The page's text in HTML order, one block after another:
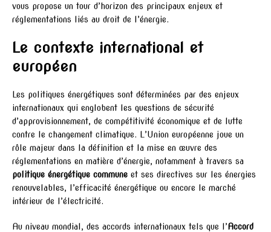
vous propose un tour d’horizon des principaux enjeux et
réglementations liés au droit de l’énergie.
Le contexte international et
européen
Les politiques énergétiques sont déterminées par des enjeux
internationaux qui englobent les questions de sécurité
d’approvisionnement, de compétitivité économique et de lutte
contre le changement climatique. L’Union européenne joue un
rôle majeur dans la définition et la mise en œuvre des
réglementations en matière d’énergie, notamment à travers sa
politique énergétique commune et ses directives sur les énergies
renouvelables, l’efficacité énergétique ou encore le marché
intérieur de l’électricité.
Au niveau mondial, des accords internationaux tels que l’Accord